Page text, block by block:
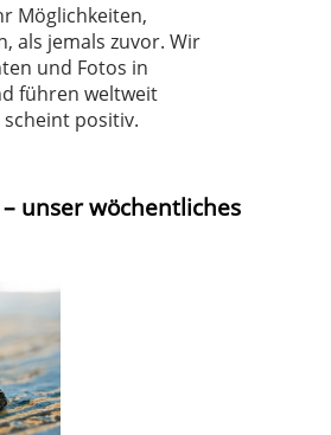
Möglichkeiten,
als jemals zuvor. Wir
und Fotos in
führen weltweit
positiv.
unser wöchentliches